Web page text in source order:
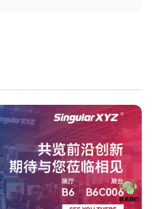
联系我们